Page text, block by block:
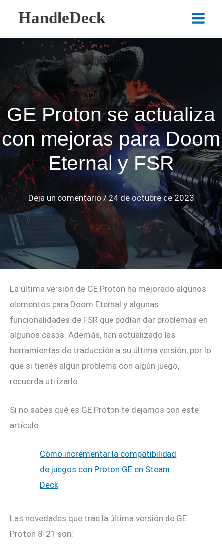
contenido
HandleDeck
Main
GE Proton se actualiza
con mejoras para Doom
Eternal y FSR
Deja un comentario /24 de octubre de 2023
La última versión de GE Proton ha mejorado algunos
elementos para Doom Eternal y algunas
funcionalidades de FSR que podían dar problemas en
algunos casos. Además, han actualizado las
herramientas de traducción a su última versión, por lo
que si tienes algún problema con algún juego,
recuerda utilizarlo.
Si no sabes qué es GE Proton te dejamos con este
artículo:
Cómo incrementar la compatibilidad
de juegos con Proton GE en Steam
Deck
Las novedades que trae la última versión de GE
Proton 8-21 son: